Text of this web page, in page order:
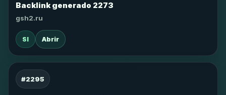
Backlink generado 2273
gsh2.ru
SI Abrir
#2295